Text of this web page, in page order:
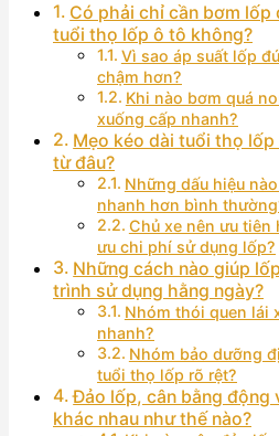
Có phải chỉ cần bơm lốp
tuổi thọ lốp ô tô không?
Vì sao áp suất lốp
chậm hơn?
Khi nào bơm quá
xuống cấp nhanh?
Mẹo kéo dài tuổi thọ
từ đâu?
Những dấu hiệu
nhanh hơn bình
Chủ xe nên ưu tiên
ưu chi phí sử dụng lốp?
Những cách nào giúp
trình sử dụng hằng ngày?
Nhóm thói quen lái
nhanh?
Nhóm bảo dưỡng
tuổi thọ lốp rõ rệt?
Đảo lốp, cân bằng động
khác nhau như thế nào?